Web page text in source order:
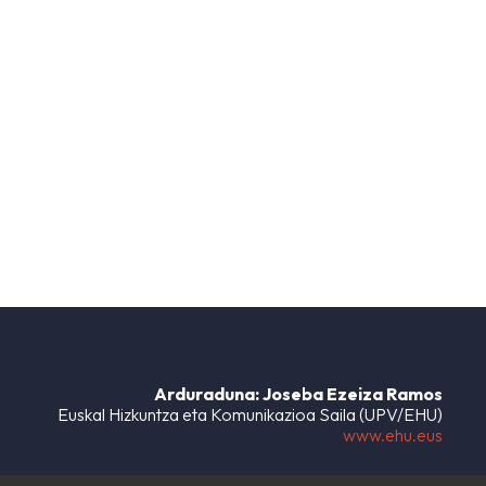
Arduraduna: Joseba Ezeiza Ramos
Euskal Hizkuntza eta Komunikazioa Saila (UPV/EHU)
www.ehu.eus